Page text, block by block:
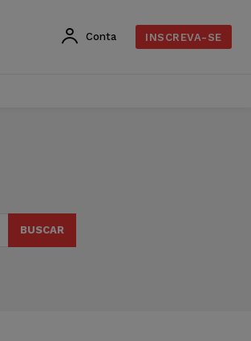
Conta INSCREVA-SE
BUSCAR